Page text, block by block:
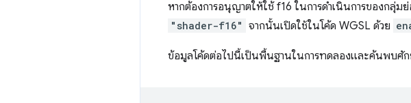
หากต้องการอนุญาตให้ใช้ f16 ในการดำเนินการของกลุ่ม
"shader-f16" จากนั้นเปิดใช้ในโค้ด WGSL ด้วย
ข้อมูลโค้ดต่อไปนี้เป็นพื้นฐานในการทดลองและค้นพบศั